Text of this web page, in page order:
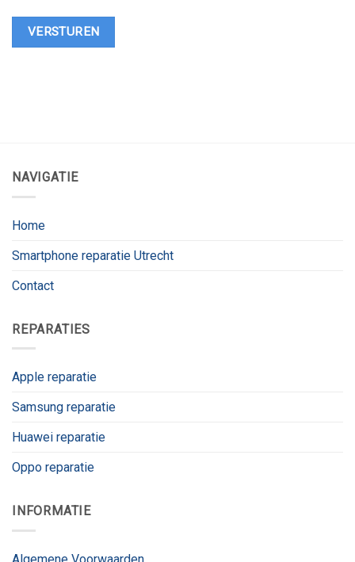
NAVIGATIE
Home
Smartphone reparatie Utrecht
Contact
REPARATIES
Apple reparatie
Samsung reparatie
Huawei reparatie
Oppo reparatie
INFORMATIE